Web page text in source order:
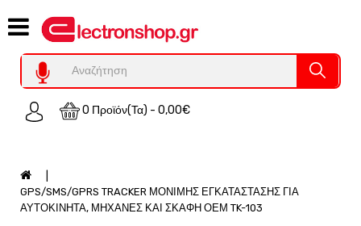
0 Προϊόν(τα) - 0,00€
Category
Υπολογιστες
REFURBISHED
Χειριστήρια
Auto
GPS/SMS/GPRS TRACKER ΜΟΝΙΜΗΣ ΕΓΚΑΤΑΣΤΑΣΗΣ ΓΙΑ
ΑΥΤΟΚΙΝΗΤΑ, ΜΗΧΑΝΕΣ ΚΑΙ ΣΚΑΦΗ ΟΕΜ TK-103